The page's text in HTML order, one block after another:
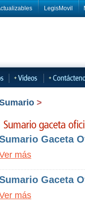
LegisMovil
>
Gaceta
más
Gaceta
más